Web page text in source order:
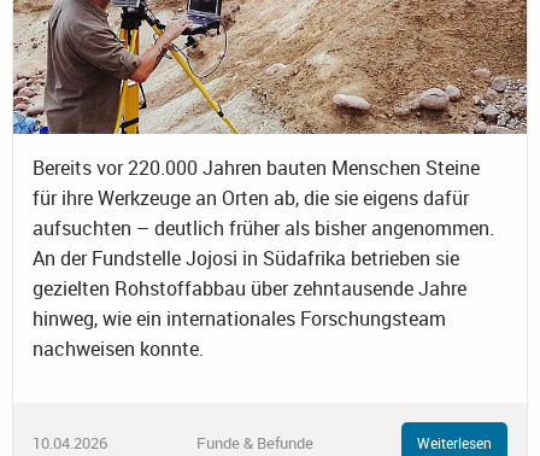
Bereits vor 220.000 Jahren bauten Menschen Steine
für ihre Werkzeuge an Orten ab, die sie eigens dafür
aufsuchten – deutlich früher als bisher angenommen.
An der Fundstelle Jojosi in Südafrika betrieben sie
gezielten Rohstoffabbau über zehntausende Jahre
hinweg, wie ein internationales Forschungsteam
nachweisen konnte.
10.04.2026 Funde & Befunde Weiterlesen